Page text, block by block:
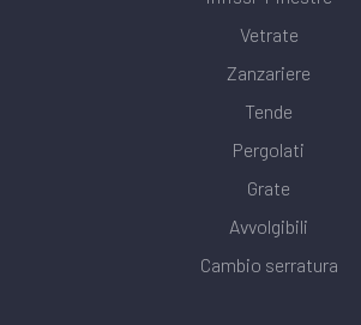
Vetrate
Zanzariere
Tende
Pergolati
Grate
Avvolgibili
Cambio serratura